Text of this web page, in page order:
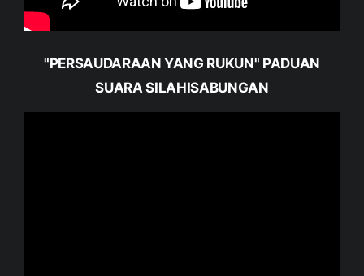
"PERSAUDARAAN YANG RUKUN" PADUAN
SUARA SILAHISABUNGAN